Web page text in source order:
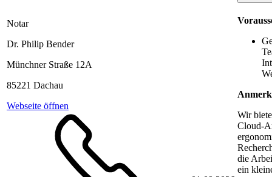
Notar
Dr. Philip Bender
Münchner Straße 12A
85221 Dachau
Webseite öffnen
Wir
Cloud-
die
ein